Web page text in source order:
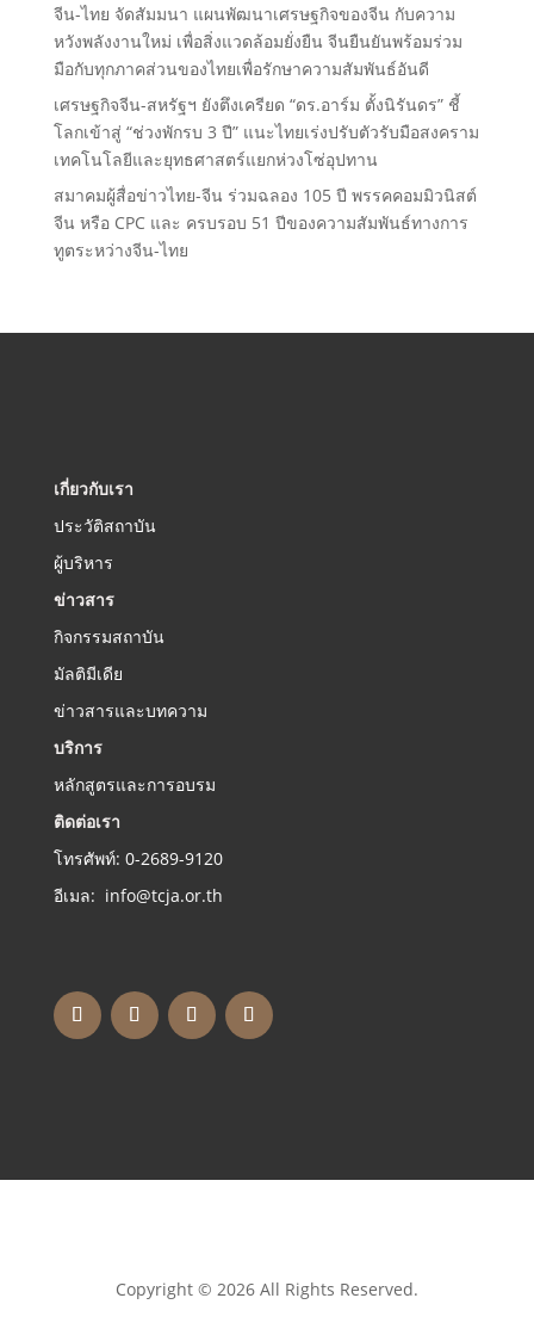
จีน-ไทย จัดสัมมนา แผนพัฒนาเศรษฐกิจของจีน กับความ
หวังพลังงานใหม่ เพื่อสิ่งแวดล้อมยั่งยืน จีนยืนยันพร้อมร่วม
มือกับทุกภาคส่วนของไทยเพื่อรักษาความสัมพันธ์อันดี
เศรษฐกิจจีน-สหรัฐฯ ยังตึงเครียด “ดร.อาร์ม ตั้งนิรันดร” ชี้
โลกเข้าสู่ “ช่วงพักรบ 3 ปี” แนะไทยเร่งปรับตัวรับมือสงคราม
เทคโนโลยีและยุทธศาสตร์แยกห่วงโซ่อุปทาน
สมาคมผู้สื่อข่าวไทย-จีน ร่วมฉลอง 105 ปี พรรคคอมมิวนิสต์
จีน หรือ CPC และ ครบรอบ 51 ปีของความสัมพันธ์ทางการ
ทูตระหว่างจีน-ไทย
เกี่ยวกับเรา
ประวัติสถาบัน
ผู้บริหาร
ข่าวสาร
กิจกรรมสถาบัน
มัลติมีเดีย
ข่าวสารและบทความ
บริการ
หลักสูตรและการอบรม
ติดต่อเรา
โทรศัพท์: 0-2689-9120
อีเมล: info@tcja.or.th
Copyright © 2026 All Rights Reserved.